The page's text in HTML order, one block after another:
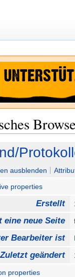
ausblenden
properties
Erstellt
eine neue Seite
Bearbeiter ist
Zuletzt geändert
properties